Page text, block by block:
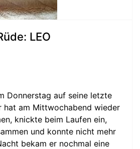
LEO
Donnerstag auf seine letzte
hat am Mittwochabend wieder
knickte beim Laufen ein,
und konnte nicht mehr
bekam er nochmal eine